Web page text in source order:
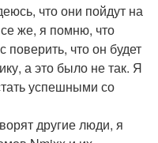
что они пойдут на
же, я помню, что
поверить, что он будет
а это было не так. Я
успешными со
другие люди, я